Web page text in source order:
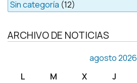
Sin categoría (12)
ARCHIVO DE NOTICIAS
agosto 2026
L
M X J